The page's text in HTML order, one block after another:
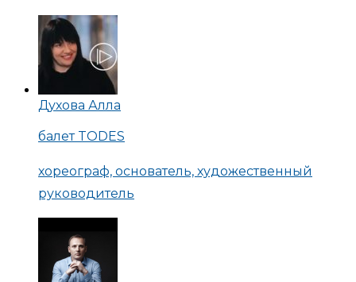
Духова Алла
балет TODES
хореограф, основатель, художественный
руководитель